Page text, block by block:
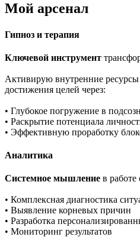
Мой арсенал
Гипноз и терапия
Ключевой инструмент
Активирую внутренние ресурсы
достижения целей через:
• Глубокое погружение в
• Раскрытие потенциала
• Эффективную проработку
Аналитика
Системное мышление в работе
• Комплексная диагностика
• Выявление корневых причин
• Разработка
• Мониторинг результатов